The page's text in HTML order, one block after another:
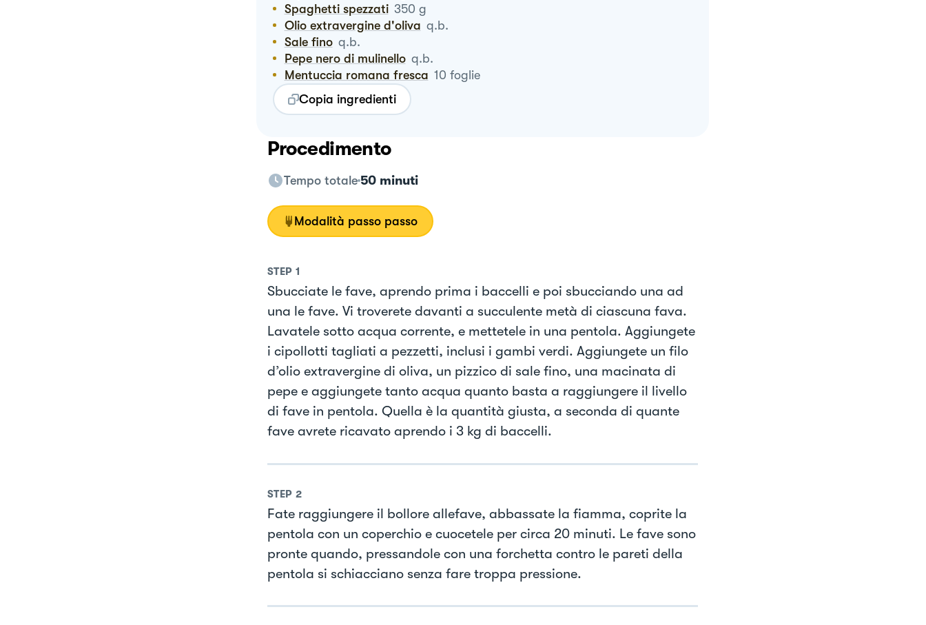
Spaghetti spezzati 350 g
Olio extravergine d'oliva q.b.
Sale fino q.b.
Pepe nero di mulinello q.b.
Mentuccia romana fresca 10 foglie
Copia ingredienti
Procedimento
Tempo totale 50 minuti
Modalità passo passo
STEP 1
Sbucciate le fave, aprendo prima i baccelli e poi sbucciando una ad
una le fave. Vi troverete davanti a succulente metà di ciascuna fava.
Lavatele sotto acqua corrente, e mettetele in una pentola. Aggiungete
i cipollotti tagliati a pezzetti, inclusi i gambi verdi. Aggiungete un filo
d’olio extravergine di oliva, un pizzico di sale fino, una macinata di
pepe e aggiungete tanto acqua quanto basta a raggiungere il livello
di fave in pentola. Quella è la quantità giusta, a seconda di quante
fave avrete ricavato aprendo i 3 kg di baccelli.
STEP 2
Fate raggiungere il bollore allefave, abbassate la fiamma, coprite la
pentola con un coperchio e cuocetele per circa 20 minuti. Le fave sono
pronte quando, pressandole con una forchetta contro le pareti della
pentola si schiacciano senza fare troppa pressione.